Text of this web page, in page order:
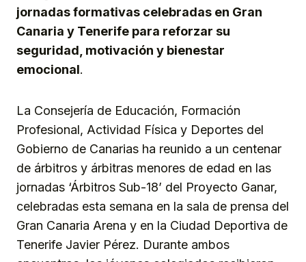
jornadas formativas celebradas en Gran
Canaria y Tenerife para reforzar su
seguridad, motivación y bienestar
emocional.
La Consejería de Educación, Formación
Profesional, Actividad Física y Deportes del
Gobierno de Canarias ha reunido a un centenar
de árbitros y árbitras menores de edad en las
jornadas ‘Árbitros Sub-18’ del Proyecto Ganar,
celebradas esta semana en la sala de prensa del
Gran Canaria Arena y en la Ciudad Deportiva de
Tenerife Javier Pérez. Durante ambos